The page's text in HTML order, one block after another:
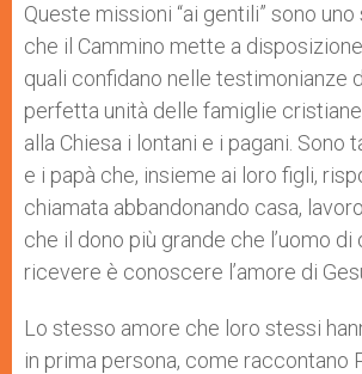
Queste missioni “ai gentili” sono
che il Cammino mette a
quali confidano nelle testimonianze
perfetta unità delle famiglie
alla Chiesa i lontani e i pagani. Sono
e i papà che, insieme ai loro figli,
chiamata abbandonando casa,
che il dono più grande che l’uomo di
ricevere è conoscere l’amore di
Lo stesso amore che loro stessi
in prima persona, come raccontano